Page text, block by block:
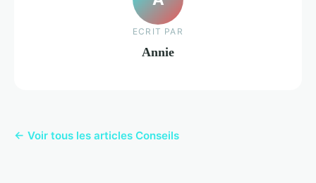
ECRIT PAR
Annie
← Voir tous les articles Conseils